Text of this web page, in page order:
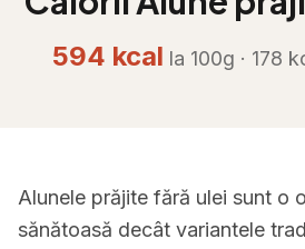
594 kcal la 100g · 178
Alunele prăjite fără ulei sunt o
sănătoasă decât variantele